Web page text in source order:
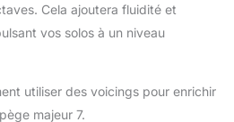
Cela ajoutera fluidité et
vos solos à un niveau
utiliser des voicings pour enrichir
majeur 7.